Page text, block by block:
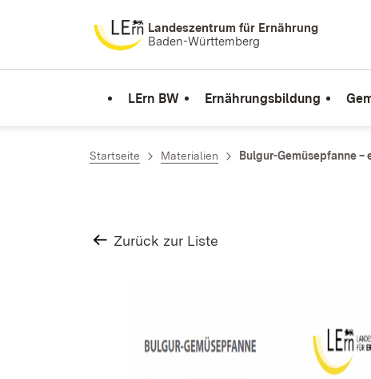
Zum Inhalt springenLandeszentrum für Ernährung
Baden-Württemberg
LErn BW Ernährungsbildung
Startseite Materialien Bulgur-Gemüsepfanne –
Zurück zur Liste